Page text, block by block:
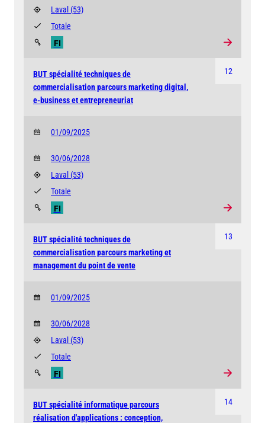
Laval (53)
FI
Totale
12
BUT spécialité techniques de
commercialisation parcours marketing digital,
e-business et entrepreneuriat
01/09/2025
30/06/2028
Laval (53)
FI
Totale
13
BUT spécialité techniques de
commercialisation parcours marketing et
management du point de vente
01/09/2025
30/06/2028
Laval (53)
FI
Totale
14
BUT spécialité informatique parcours
réalisation d'applications : conception,